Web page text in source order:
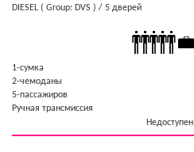
DIESEL ( Group: DVS ) / 5 дверей
1-cумка
2-чемоданы
5-пассажиров
Ручная трансмиссия
Недоступен